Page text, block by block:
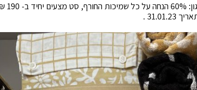
לרגל הפתיחה יערכו מבצעים והטבות